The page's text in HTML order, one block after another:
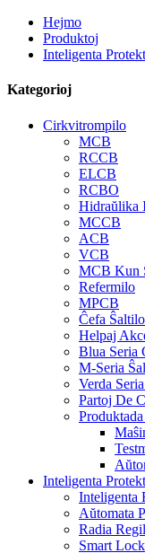
Hejmo
Produktoj
Inteligenta
Kategorioj
Cirkvitrompilo
MCB
RCCB
ELCB
RCBO
Hidraŭlika
MCCB
ACB
VCB
MCB Kun
Refermilo
MPCB
Ĉefa Ŝaltilo
Helpaj
Blua Seria
M-Seria
Verda
Partoj De
Inteligenta
Inteligenta
Aŭtomata
Radia
Smart Lock